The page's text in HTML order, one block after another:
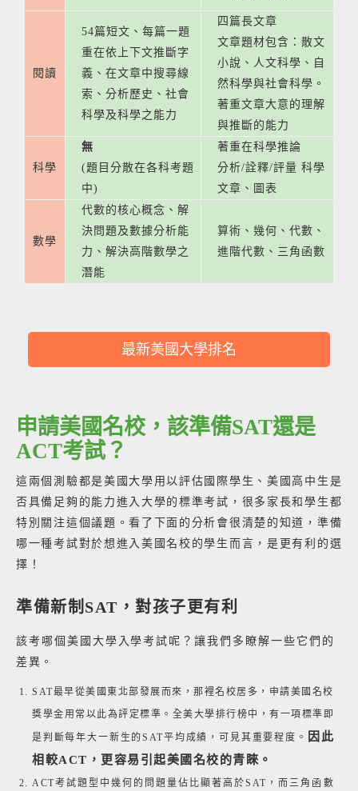
閱讀
54篇短文、每篇一題
重在依上下文推斷字
義、在文章中搜尋線
索、分析歷史、社會
科學及科學之能力
四篇長文章
文章題材包含：散文
小說、人文科學、自
然科學與社會科學。
著重文章大意的理解
與推斷的能力
科學
無
(題目分散在各科考題
中)
著重在科學推論
分析/詮釋/評量 科學
文章、圖表
數學
代數的核心概念、解
決問題及數據分析能
力、解決高階數學之
潛能
算術、幾何、代數、
進階代數、三角函數
最新美國大學排名
申請美國名校，該準備SAT還是
ACT考試？
這兩個測驗都是美國大學用以評估國際學生、美國高中生是
否具備足夠的能力進入大學的標準考試，很多家長和學生都
特別關注這個議題。看了下面的分析會很清楚的知道，準備
哪一種考試對於想進入美國名校的學生而言，是更有利的選
擇！
準備新制SAT，對孩子更有利
該考哪個美國大學入學考試呢？讓我們多瞭解一些它們的
差異。
SAT最早從美國東北部發展而來，那裡名校居多，申請美國名校
獎學金用常以此為評定標準。全美大學排行榜中，有一項標準即
是判斷每年大一新生的SAT平均成績，可見其重要程度。
因此
相較ACT，更容易引起美國名校的青睞。
ACT考試題型中幾何的問題量佔比顯著高於SAT，而三角函數